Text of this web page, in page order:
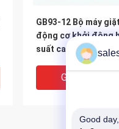
GB93-12 Bộ máy giặt
động cơ khởi động
suất cao
Giá Tốt Nhất
Good